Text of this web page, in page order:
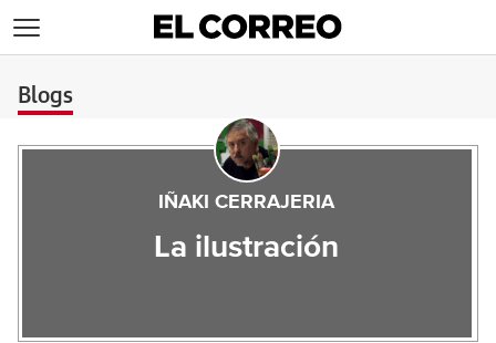
Blogs
IÑAKI CERRAJERIA
La ilustración